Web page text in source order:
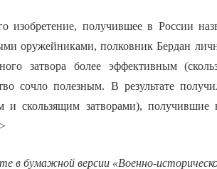
изобретение, получившее в России
оружейниками, полковник Бердан
затвора более эффективным
сочло полезным. В результате
и скользящим затворами), получившие
в бумажной версии «Военно-